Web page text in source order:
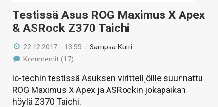
HAKU
Testissä Asus ROG Maximus X Apex
& ASRock Z370 Taichi
22.12.2017 - 13:55 /Sampsa Kurri
Kommentit (17)
io-techin testissä Asuksen virittelijöille suunnattu
ROG Maximus X Apex ja ASRockin jokapaikan
höylä Z370 Taichi.